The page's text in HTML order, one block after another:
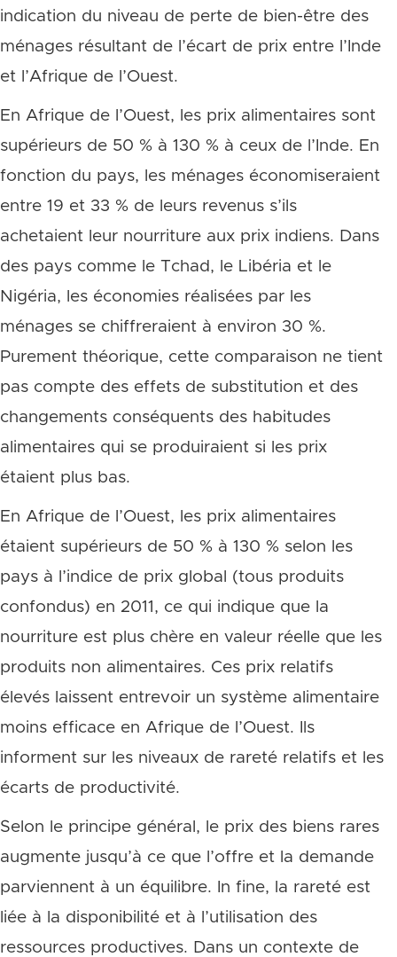
indication du niveau de perte de bien-être des
ménages résultant de l’écart de prix entre l’Inde
et l’Afrique de l’Ouest.
En Afrique de l’Ouest, les prix alimentaires sont
supérieurs de 50 % à 130 % à ceux de l’Inde. En
fonction du pays, les ménages économiseraient
entre 19 et 33 % de leurs revenus s’ils
achetaient leur nourriture aux prix indiens. Dans
des pays comme le Tchad, le Libéria et le
Nigéria, les économies réalisées par les
ménages se chiffreraient à environ 30 %.
Purement théorique, cette comparaison ne tient
pas compte des effets de substitution et des
changements conséquents des habitudes
alimentaires qui se produiraient si les prix
étaient plus bas.
En Afrique de l’Ouest, les prix alimentaires
étaient supérieurs de 50 % à 130 % selon les
pays à l’indice de prix global (tous produits
confondus) en 2011, ce qui indique que la
nourriture est plus chère en valeur réelle que les
produits non alimentaires. Ces prix relatifs
élevés laissent entrevoir un système alimentaire
moins efficace en Afrique de l’Ouest. Ils
informent sur les niveaux de rareté relatifs et les
écarts de productivité.
Selon le principe général, le prix des biens rares
augmente jusqu’à ce que l’offre et la demande
parviennent à un équilibre. In fine, la rareté est
liée à la disponibilité et à l’utilisation des
ressources productives. Dans un contexte de